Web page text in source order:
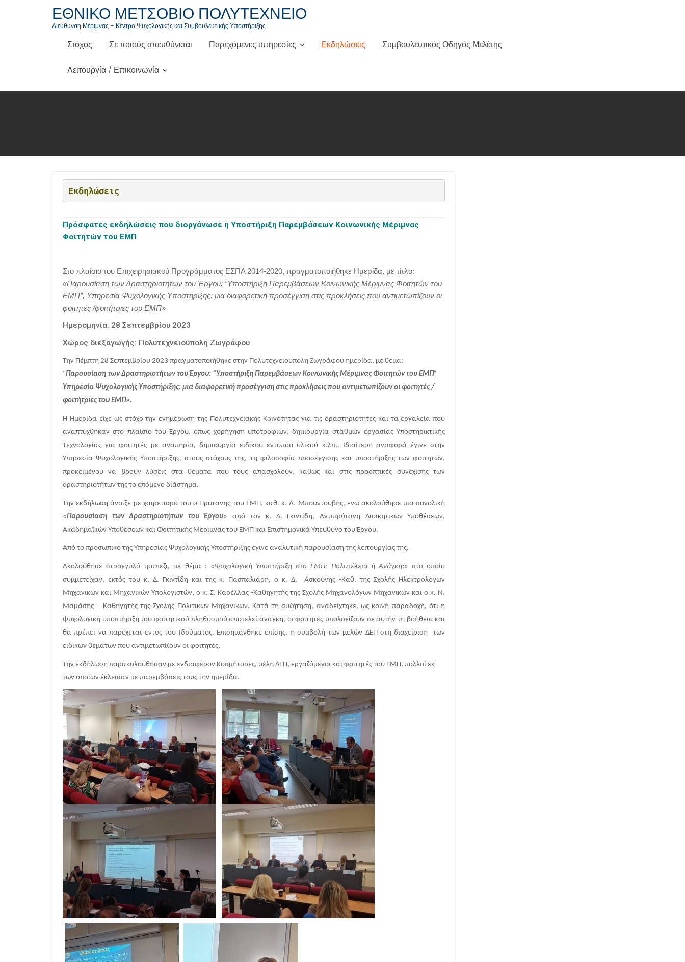
ΕΘΝΙΚΟ ΜΕΤΣΟΒΙΟ ΠΟΛΥΤΕΧΝΕΙΟ
Διεύθυνση Μέριμνας – Κέντρο Ψυχολογικής και Συμβουλευτικής Υποστήριξης
Στόχος Σε ποιούς απευθύνεται Παρεχόμενες υπηρεσίες Εκδηλώσεις Συμβουλευτικός Οδηγός Μελέτης
Λειτουργία / Επικοινωνία
Εκδηλώσεις
Πρόσφατες εκδηλώσεις που διοργάνωσε η Υποστήριξη Παρεμβάσεων Κοινωνικής Μέριμνας
Φοιτητών του ΕΜΠ
Στο πλαίσιο του Επιχειρησιακού Προγράμματος ΕΣΠΑ 2014-2020, πραγματοποιήθηκε Ημερίδα, με τίτλο:
«Παρουσίαση των Δραστηριοτήτων του Έργου: “Υποστήριξη Παρεμβάσεων Κοινωνικής Μέριμνας Φοιτητών του
ΕΜΠ”, Υπηρεσία Ψυχολογικής Υποστήριξης: μια διαφορετική προσέγγιση στις προκλήσεις που αντιμετωπίζουν οι
φοιτητές /φοιτήτριες του ΕΜΠ»
Ημερομηνία: 28 Σεπτεμβρίου 2023
Χώρος διεξαγωγής: Πολυτεχνειούπολη Ζωγράφου
Την Πέμπτη 28 Σεπτεμβρίου 2023 πραγματοποιήθηκε στην Πολυτεχνειούπολη Ζωγράφου ημερίδα, με θέμα:
“Παρουσίαση των Δραστηριοτήτων του Έργου: “Υποστήριξη Παρεμβάσεων Κοινωνικής Μέριμνας Φοιτητών του ΕΜΠ”
Υπηρεσία Ψυχολογικής Υποστήριξης: μια διαφορετική προσέγγιση στις προκλήσεις που αντιμετωπίζουν οι φοιτητές /
φοιτήτριες του ΕΜΠ».
Η Ημερίδα είχε ως στόχο την ενημέρωση της Πολυτεχνειακής Κοινότητας για τις δραστηριότητες και τα εργαλεία που
αναπτύχθηκαν στο πλαίσιο του Έργου, όπως χορήγηση υποτροφιών, δημιουργία σταθμών εργασίας Υποστηρικτικής
Τεχνολογίας για φοιτητές με αναπηρία, δημιουργία ειδικού έντυπου υλικού κ.λπ,. Ιδιαίτερη αναφορά έγινε στην
Υπηρεσία Ψυχολογικής Υποστήριξης, στους στόχους της, τη φιλοσοφία προσέγγισης και υποστήριξης των φοιτητών,
προκειμένου να βρουν λύσεις στα θέματα που τους απασχολούν, καθώς και στις προοπτικές συνέχισης των
δραστηριοτήτων της το επόμενο διάστημα.
Την εκδήλωση άνοιξε με χαιρετισμό του ο Πρύτανης του ΕΜΠ, καθ. κ. Α. Μπουντουβής, ενώ ακολούθησε μια συνολική
«Παρουσίαση των Δραστηριοτήτων του Έργου» από τον κ. Δ. Γκιντίδη, Αντιπρύτανη Διοικητικών Υποθέσεων,
Ακαδημαϊκών Υποθέσεων και Φοιτητικής Μέριμνας του ΕΜΠ και Επιστημονικά Υπεύθυνο του Έργου.
Από το προσωπικό της Υπηρεσίας Ψυχολογικής Υποστήριξης έγινε αναλυτική παρουσίαση της λειτουργίας της.
Ακολούθησε στρογγυλό τραπέζι, με θέμα : «Ψυχολογική Υποστήριξη στο ΕΜΠ: Πολυτέλεια ή Ανάγκη;» στο οποίο
συμμετείχαν, εκτός του κ. Δ. Γκιντίδη και της κ. Πασπαλιάρη, ο κ. Δ. Ασκούνης -Καθ. της Σχολής Ηλεκτρολόγων
Μηχανικών και Μηχανικών Υπολογιστών, ο κ. Σ. Καρέλλας -Καθηγητής της Σχολής Μηχανολόγων Μηχανικών και ο κ. Ν.
Μαμάσης – Καθηγητής της Σχολής Πολιτικών Μηχανικών. Κατά τη συζήτηση, αναδείχτηκε, ως κοινή παραδοχή, ότι η
ψυχολογική υποστήριξη του φοιτητικού πληθυσμού αποτελεί ανάγκη, οι φοιτητές υπολογίζουν σε αυτήν τη βοήθεια και
θα πρέπει να παρέχεται εντός του Ιδρύματος. Επισημάνθηκε επίσης, η συμβολή των μελών ΔΕΠ στη διαχείριση των
ειδικών θεμάτων που αντιμετωπίζουν οι φοιτητές.
Την εκδήλωση παρακολούθησαν με ενδιαφέρον Κοσμήτορες, μέλη ΔΕΠ, εργαζόμενοι και φοιτητές του ΕΜΠ, πολλοί εκ
των οποίων έκλεισαν με παρεμβάσεις τους την ημερίδα.